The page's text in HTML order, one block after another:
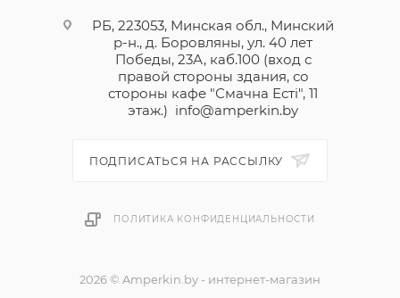
РБ, 223053, Минская обл., Минский
р-н., д. Боровляны, ул. 40 лет
Победы, 23А, каб.100 (вход с
правой стороны здания, со
стороны кафе "Смачна Естi", 11
этаж.) info@amperkin.by
ПОДПИСАТЬСЯ НА РАССЫЛКУ
ПОЛИТИКА КОНФИДЕНЦИАЛЬНОСТИ
2026 © Amperkin.by - интернет-магазин